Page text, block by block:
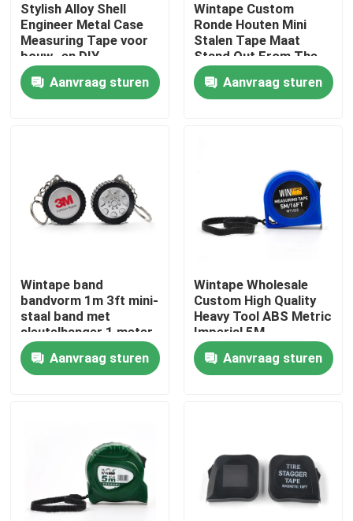
Huis
Fabrieksreis
Contacteer ons
Verzoek om een Citaat
De Band van de lasermaatregel
Gepersonaliseerd het Naaien Meetlint
Stylish Alloy Shell
Engineer Metal Case
Measuring Tape voor
bouw- en DIY-
projecten
Aanvraag sturen
Wintape Custom
Ronde Houten Mini
Stalen Tape Maat
Stand Out From The
Crowd 1m 3ft
Fluorescerend Groen
mes
Aanvraag sturen
Wintape band
bandvorm 1m 3ft mini-
staal band met
sleutelhanger 1 meter
draagbare
meetinstrument voor
mechanica
Aanvraag sturen
Wintape Wholesale
Custom High Quality
Heavy Tool ABS Metric
Imperial 5M
Customized Logo
Printing Stalen
meetband
Aanvraag sturen